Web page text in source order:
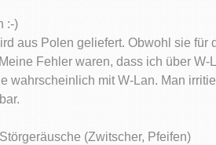
:-)
aus Polen geliefert. Obwohl sie
Fehler waren, dass ich über
wahrscheinlich mit W-Lan. Man
(Zwitscher, Pfeifen)